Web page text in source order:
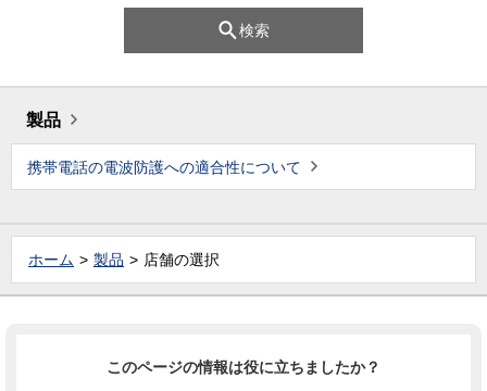
検索
製品
携帯電話の電波防護への適合性について
ホーム 製品 店舗の選択
このページの情報は役に立ちましたか？